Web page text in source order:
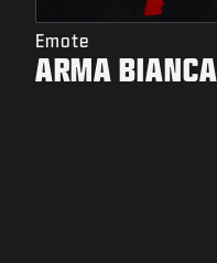
Emote
ARMA BIANCA